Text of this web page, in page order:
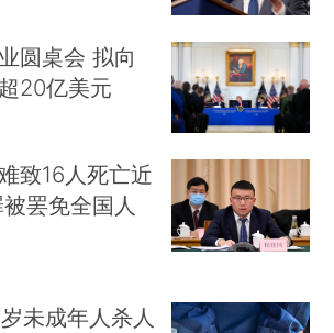
圆桌会 拟向
20亿美元
致16人死亡近
罢免全国人
未成年人杀人